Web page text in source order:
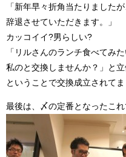
「新年早々折角当たりましたが
辞退させていただきます。」
カッコイイ?男らしい?
「リルさんのランチ食べてみた
私のと交換しませんか？」と立
ということで交換成立されてま
最後は、〆の定番となったこれ